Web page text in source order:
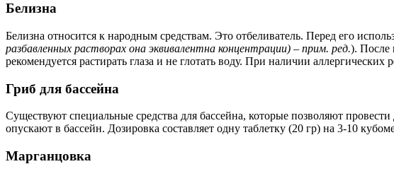
Белизна
Белизна относится к народным средствам. Это отбеливатель. Перед его
разбавленных растворах она эквивалентна концентрации) – прим. ред.). После
рекомендуется растирать глаза и не глотать воду. При наличии
Гриб для бассейна
Существуют специальные средства для бассейна, которые позволяют
опускают в бассейн. Дозировка составляет одну таблетку (20 гр) на 3-10
Марганцовка